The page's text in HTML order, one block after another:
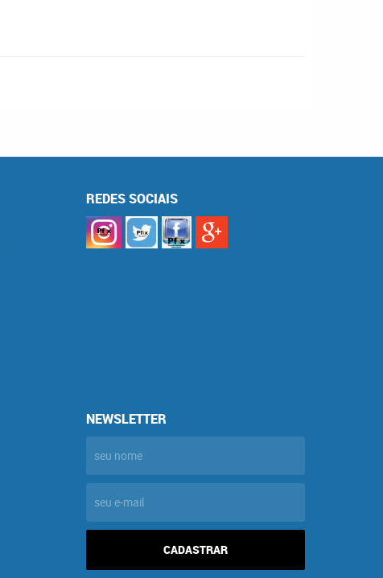
REDES SOCIAIS
NEWSLETTER
CADASTRAR